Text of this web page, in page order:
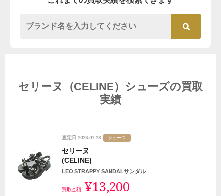
セリーヌ（CELINE）シューズの買取
実績
査定日 2026.07.28 シューズ
セリーヌ
(CELINE)
LEO STRAPPY SANDALサンダル
買取金額 ¥13,200